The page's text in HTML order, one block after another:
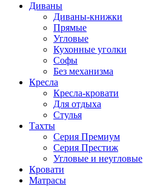
Диваны
Диваны-книжки
Прямые
Угловые
Кухонные уголки
Софы
Без механизма
Кресла
Кресла-кровати
Для отдыха
Стулья
Тахты
Серия Премиум
Серия Престиж
Угловые и неугловые
Кровати
Матрасы